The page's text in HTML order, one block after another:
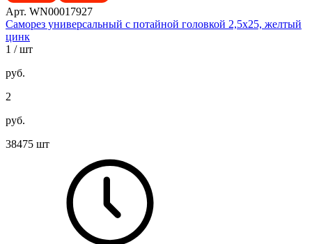
Арт. WN00017927
Саморез универсальный с потайной головкой 2,5х25, желтый
цинк
1 / шт
руб.
2
руб.
38475 шт